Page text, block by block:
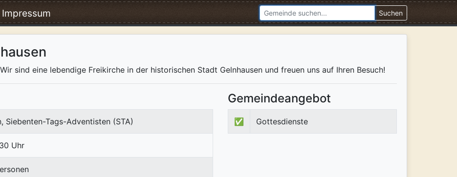
Impressum Suchen
sind eine lebendige Freikirche in der historischen Stadt Gelnhausen und freuen uns auf Ihren Besuch!
Siebenten-Tags-Adventisten (STA)
Uhr
Gemeindeangebot
✅ Gottesdienste